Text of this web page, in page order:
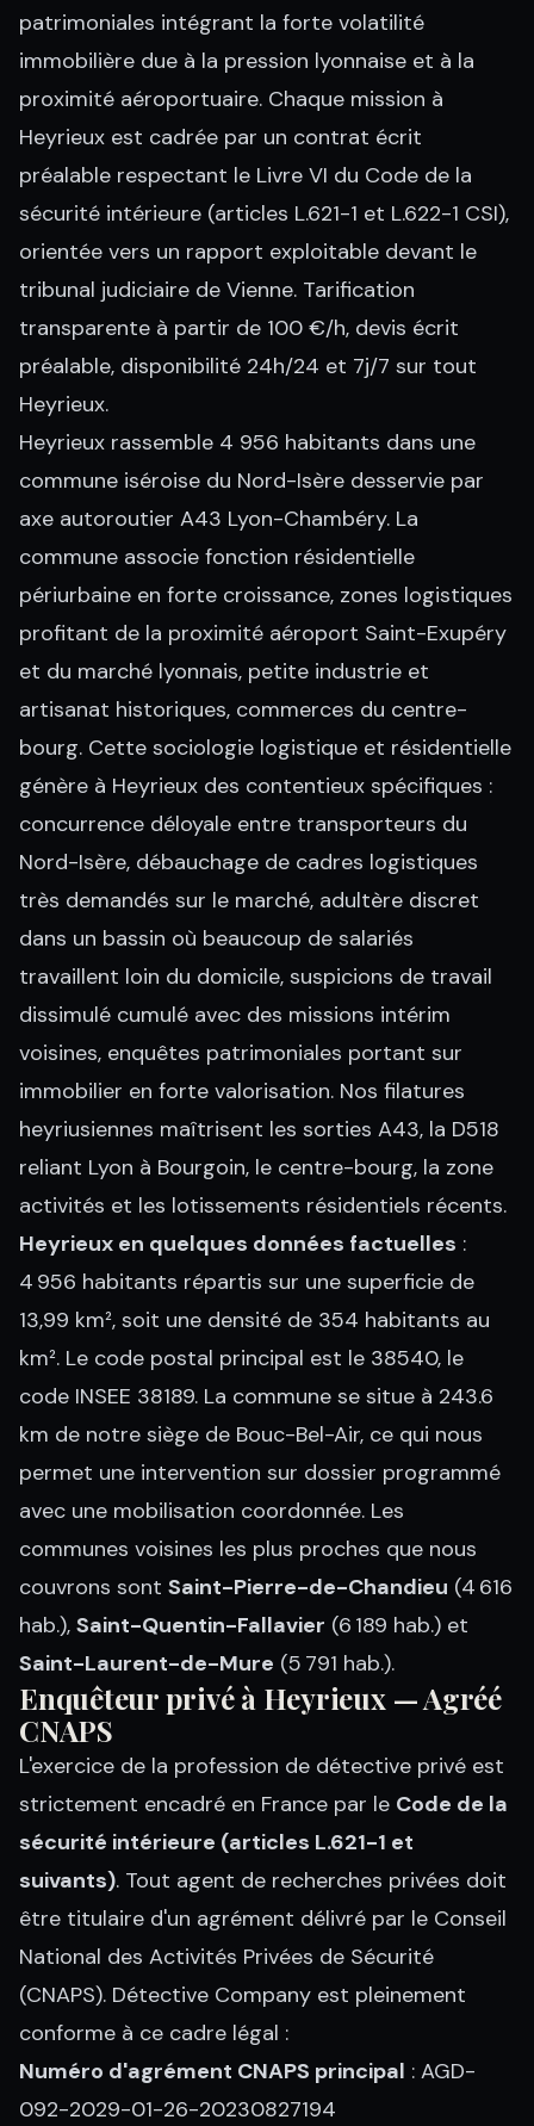
patrimoniales intégrant la forte volatilité
immobilière due à la pression lyonnaise et à la
proximité aéroportuaire. Chaque mission à
Heyrieux est cadrée par un contrat écrit
préalable respectant le Livre VI du Code de la
sécurité intérieure (articles L.621-1 et L.622-1 CSI),
orientée vers un rapport exploitable devant le
tribunal judiciaire de Vienne. Tarification
transparente à partir de 100 €/h, devis écrit
préalable, disponibilité 24h/24 et 7j/7 sur tout
Heyrieux.
Heyrieux rassemble 4 956 habitants dans une
commune iséroise du Nord-Isère desservie par
axe autoroutier A43 Lyon-Chambéry. La
commune associe fonction résidentielle
périurbaine en forte croissance, zones logistiques
profitant de la proximité aéroport Saint-Exupéry
et du marché lyonnais, petite industrie et
artisanat historiques, commerces du centre-
bourg. Cette sociologie logistique et résidentielle
génère à Heyrieux des contentieux spécifiques :
concurrence déloyale entre transporteurs du
Nord-Isère, débauchage de cadres logistiques
très demandés sur le marché, adultère discret
dans un bassin où beaucoup de salariés
travaillent loin du domicile, suspicions de travail
dissimulé cumulé avec des missions intérim
voisines, enquêtes patrimoniales portant sur
immobilier en forte valorisation. Nos filatures
heyriusiennes maîtrisent les sorties A43, la D518
reliant Lyon à Bourgoin, le centre-bourg, la zone
activités et les lotissements résidentiels récents.
Heyrieux en quelques données factuelles :
4 956 habitants répartis sur une superficie de
13,99 km², soit une densité de 354 habitants au
km². Le code postal principal est le 38540, le
code INSEE 38189. La commune se situe à 243.6
km de notre siège de Bouc-Bel-Air, ce qui nous
permet une intervention sur dossier programmé
avec une mobilisation coordonnée. Les
communes voisines les plus proches que nous
couvrons sont Saint-Pierre-de-Chandieu (4 616
hab.), Saint-Quentin-Fallavier (6 189 hab.) et
Saint-Laurent-de-Mure (5 791 hab.).
Enquêteur privé à Heyrieux — Agréé
CNAPS
L'exercice de la profession de détective privé est
strictement encadré en France par le Code de la
sécurité intérieure (articles L.621-1 et
suivants). Tout agent de recherches privées doit
être titulaire d'un agrément délivré par le Conseil
National des Activités Privées de Sécurité
(CNAPS). Détective Company est pleinement
conforme à ce cadre légal :
Numéro d'agrément CNAPS principal : AGD-
092-2029-01-26-20230827194